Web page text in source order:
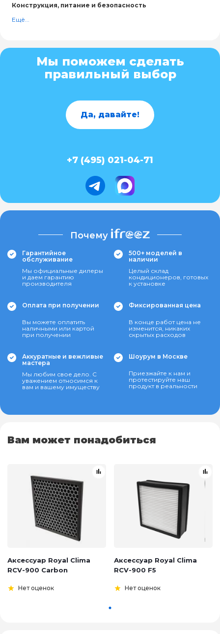
Конструкция, питание и безопасность
Ещё...
Мы поможем сделать
правильный выбор
Да, давайте!
+7 (495) 021-04-71
Почему
Гарантийное
обслуживание
Мы официальные дилеры
и даем гарантию
производителя
500+ моделей в
наличии
Целый склад
кондиционеров, готовых
к установке
Оплата при получении
Вы можете оплатить
наличными или картой
при получении
Фиксированная цена
В конце работ цена не
изменится, никаких
скрытых расходов
Аккуратные и вежливые
мастера
Мы любим свое дело. С
уважением относимся к
вам и вашему имуществу
Шоурум в Москве
Приезжайте к нам и
протестируйте наш
продукт в реальности
Вам может понадобиться
Аксессуар Royal Clima
RCV-900 Carbon
Нет оценок
Аксессуар Royal Clima
RCV-900 F5
Нет оценок